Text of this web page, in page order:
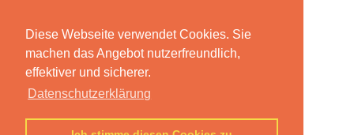
Diese Webseite verwendet Cookies. Sie
machen das Angebot nutzerfreundlich,
effektiver und sicherer.
Datenschutzerklärung